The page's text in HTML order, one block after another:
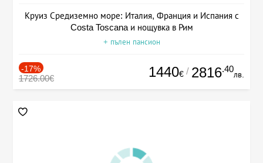
Круиз Средиземно море: Италия, Франция и Испания с
Costa Toscana и нощувка в Рим
+ пълен пансион
-17%
1726.00€ 1440€ / 2816.40
лв.